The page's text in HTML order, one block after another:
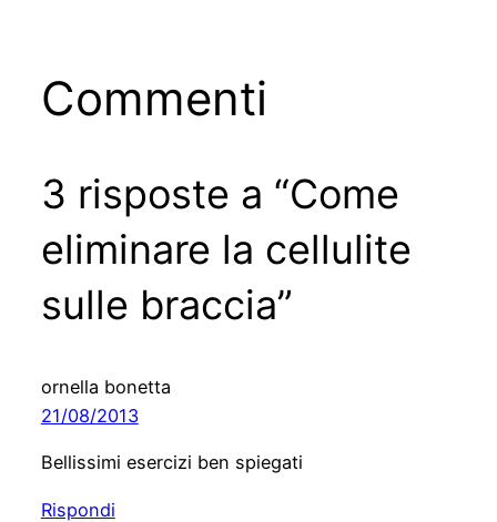
Commenti
3 risposte a “Come
eliminare la cellulite
sulle braccia”
ornella bonetta
21/08/2013
Bellissimi esercizi ben spiegati
Rispondi